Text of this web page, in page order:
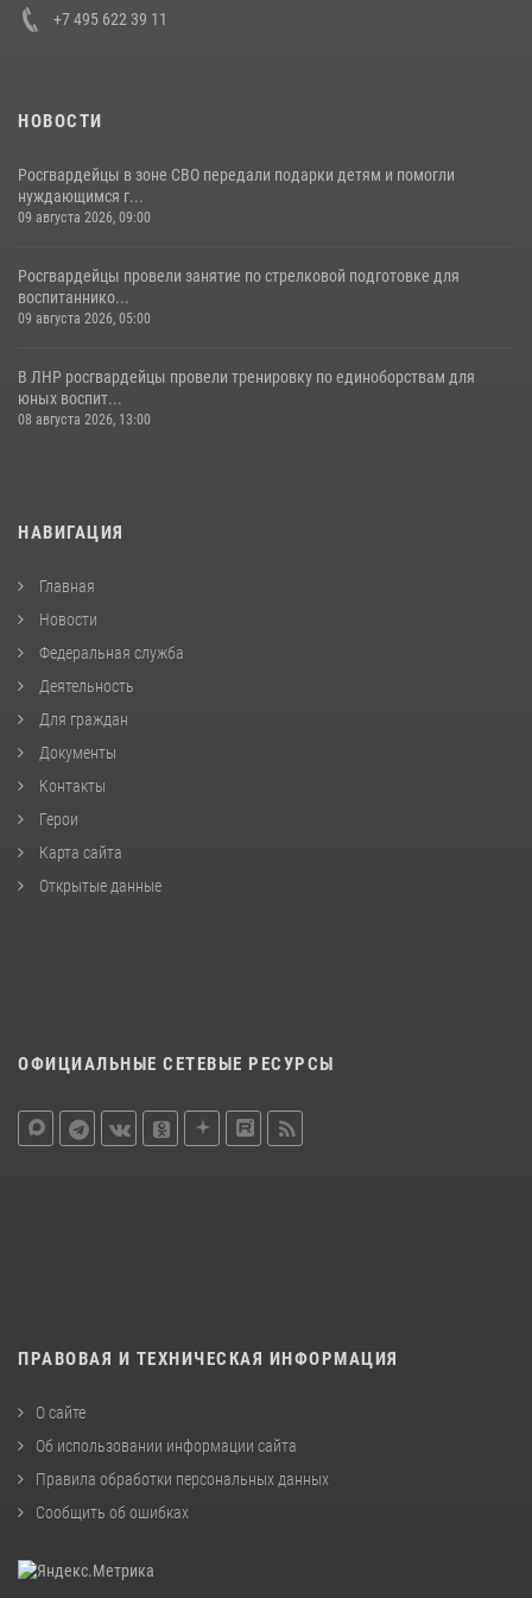
+7 495 622 39 11
НОВОСТИ
Росгвардейцы в зоне СВО передали подарки детям и помогли
нуждающимся г...
09 августа 2026, 09:00
Росгвардейцы провели занятие по стрелковой подготовке для
воспитаннико...
09 августа 2026, 05:00
В ЛНР росгвардейцы провели тренировку по единоборствам для
юных воспит...
08 августа 2026, 13:00
НАВИГАЦИЯ
Главная
Новости
Федеральная служба
Деятельность
Для граждан
Документы
Контакты
Герои
Карта сайта
Открытые данные
ОФИЦИАЛЬНЫЕ СЕТЕВЫЕ РЕСУРСЫ
ПРАВОВАЯ И ТЕХНИЧЕСКАЯ ИНФОРМАЦИЯ
О сайте
Об использовании информации сайта
Правила обработки персональных данных
Сообщить об ошибках